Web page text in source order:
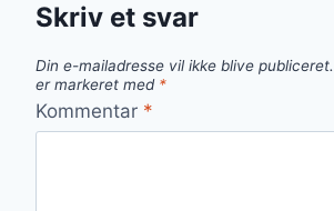
Skriv et svar
Din e-mailadresse vil ikke blive publiceret.
er markeret med *
Kommentar *